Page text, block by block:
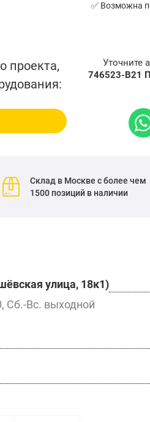
✅ Возможна
проекта,
Уточните
746523-B21
Склад в Москве с более чем
1500 позиций в наличии
улица, 18к1)
Сб.-Вс. выходной